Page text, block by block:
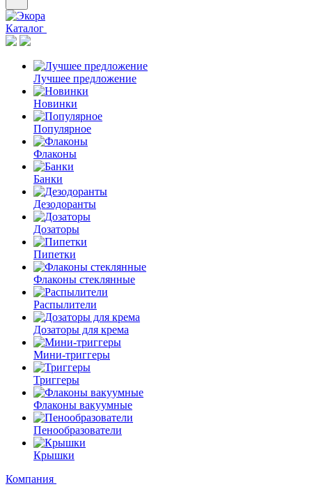
Каталог
Лучшее предложение
Новинки
Популярное
Флаконы
Банки
Дезодоранты
Дозаторы
Пипетки
Флаконы стеклянные
Распылители
Дозаторы для крема
Мини-триггеры
Триггеры
Флаконы вакуумные
Пенообразователи
Крышки
Компания